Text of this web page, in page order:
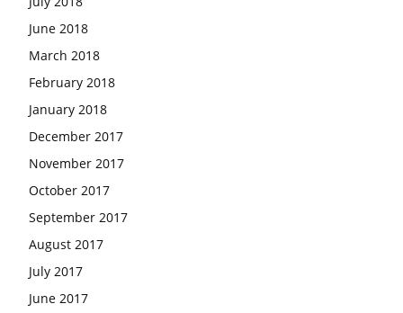
June 2018
March 2018
February 2018
January 2018
December 2017
November 2017
October 2017
September 2017
August 2017
July 2017
June 2017